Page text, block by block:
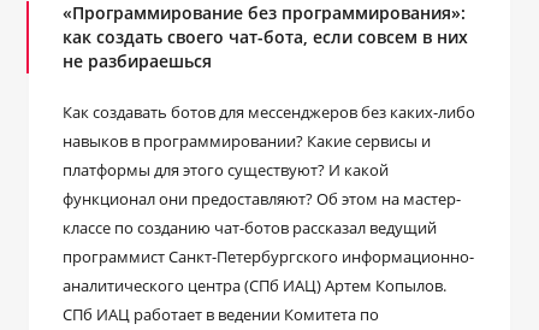
«Программирование без программирования»:
как создать своего чат-бота, если совсем в них
не разбираешься
Как создавать ботов для мессенджеров без каких-либо
навыков в программировании? Какие сервисы и
платформы для этого существуют? И какой
функционал они предоставляют? Об этом на мастер-
классе по созданию чат-ботов рассказал ведущий
программист Санкт-Петербургского информационно-
аналитического центра (СПб ИАЦ) Артем Копылов.
СПб ИАЦ работает в ведении Комитета по